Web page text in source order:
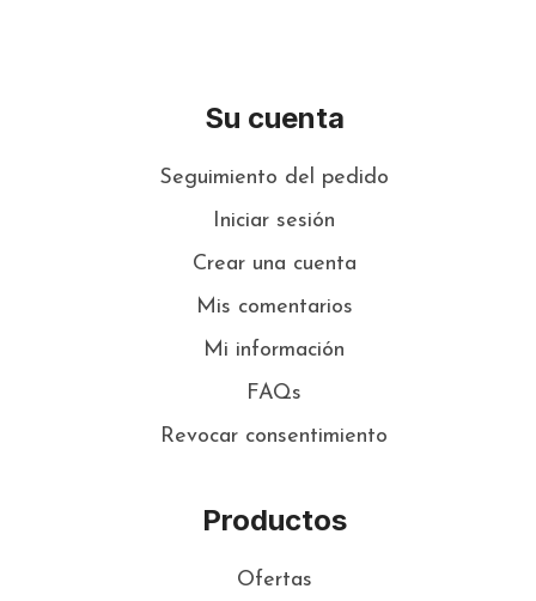
Su cuenta
Seguimiento del pedido
Iniciar sesión
Crear una cuenta
Mis comentarios
Mi información
FAQs
Revocar consentimiento
Productos
Ofertas